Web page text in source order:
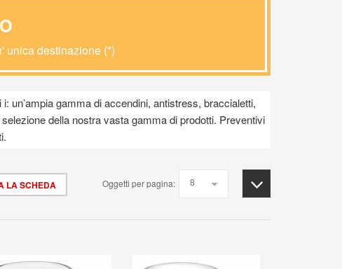
unica destinazione (*)
un’ampia gamma di accendini, antistress, braccialetti,
della nostra vasta gamma di prodotti. Preventivi
LA SCHEDA Oggetti per pagina: